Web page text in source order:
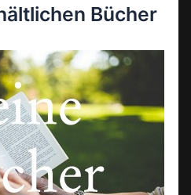
Bücher